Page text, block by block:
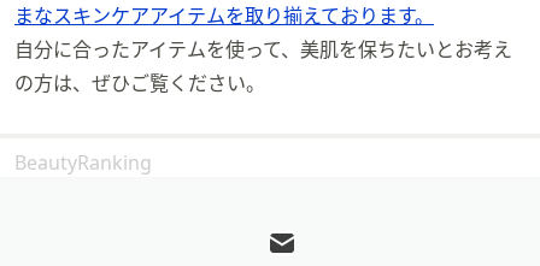
まなスキンケアアイテムを取り揃えております。
自分に合ったアイテムを使って、美肌を保ちたいとお考え
の方は、ぜひご覧ください。
BeautyRanking